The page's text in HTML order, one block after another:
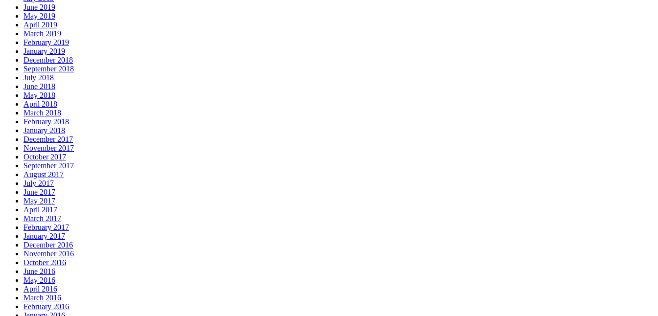
June 2019
May 2019
April 2019
March 2019
February 2019
January 2019
December 2018
September 2018
July 2018
June 2018
May 2018
April 2018
March 2018
February 2018
January 2018
December 2017
November 2017
October 2017
September 2017
August 2017
July 2017
June 2017
May 2017
April 2017
March 2017
February 2017
January 2017
December 2016
November 2016
October 2016
June 2016
May 2016
April 2016
March 2016
February 2016